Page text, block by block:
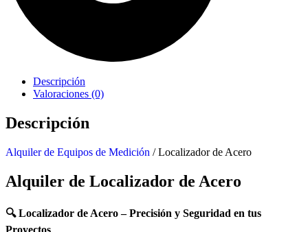
Descripción
Valoraciones (0)
Descripción
Alquiler de Equipos de Medición / Localizador de Acero
Alquiler de Localizador de Acero
🔍 Localizador de Acero – Precisión y Seguridad en tus